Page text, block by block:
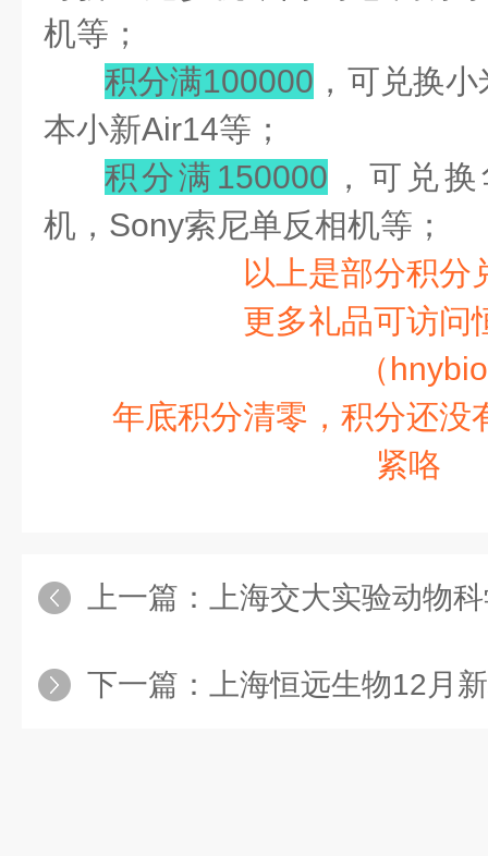
机等；
积分满100000 ，可兑换
本小新Air14等；
积分满150000 ，可兑
机，Sony索尼单反相机等；
以上是部分积分
更多礼品可访问
（hnybio
年底积分清零，积分还没
紧咯
上一篇： 上海交大实验动物科学
下一篇： 上海恒远生物12月新